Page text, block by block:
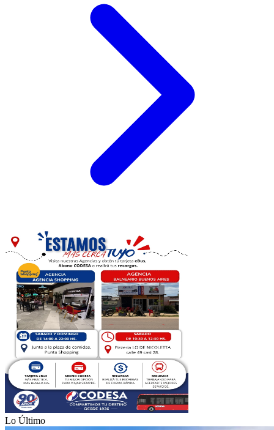
Lo Último